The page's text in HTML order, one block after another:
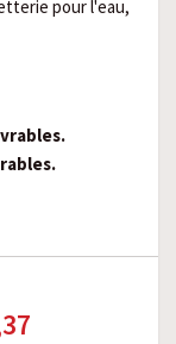
pour l'eau,